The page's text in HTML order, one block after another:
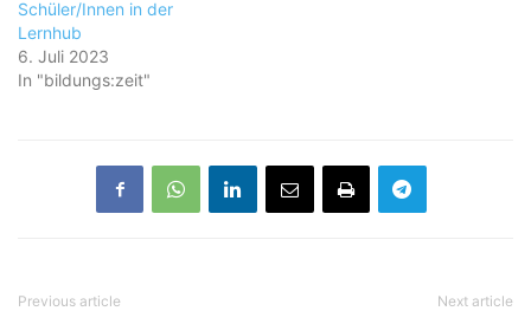
Schüler/Innen in der
Lernhub
6. Juli 2023
In "bildungs:zeit"
Previous article Next article